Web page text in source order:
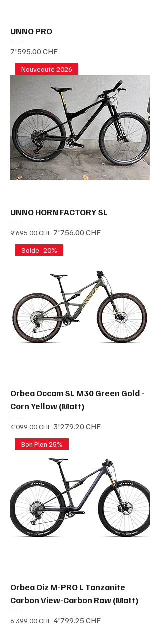
UNNO PRO
Prix
7'595.00 CHF
Nouveauté 2026
UNNO HORN FACTORY SL
Prix original
9'695.00 CHF Prix promotionnel
7'756.00 CHF
Solde -20%
Orbea Occam SL M30 Green Gold -
Corn Yellow (Matt)
Prix original
4'099.00 CHF Prix promotionnel
3'279.20 CHF
Bon Plan 25%
Orbea Oiz M-PRO L Tanzanite
Carbon View-Carbon Raw (Matt)
Prix original
6'399.00 CHF Prix promotionnel
4'799.25 CHF